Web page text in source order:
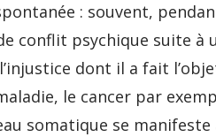
: souvent,
conflit psychique suite à
dont il a fait
le cancer par
somatique se